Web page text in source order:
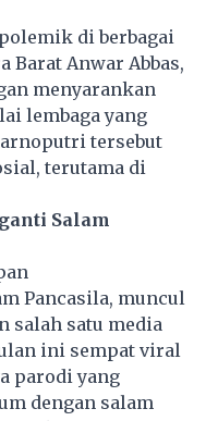
di berbagai
Barat Anwar Abbas,
menyarankan
lembaga yang
tersebut
terutama di
Salam
Pancasila, muncul
salah satu media
ini sempat viral
parodi yang
dengan salam